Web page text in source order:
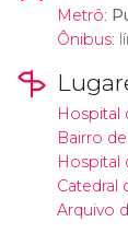
Metrô:
Ônibus:
Hospital
Bairro
Hospital
Catedral
Arquivo